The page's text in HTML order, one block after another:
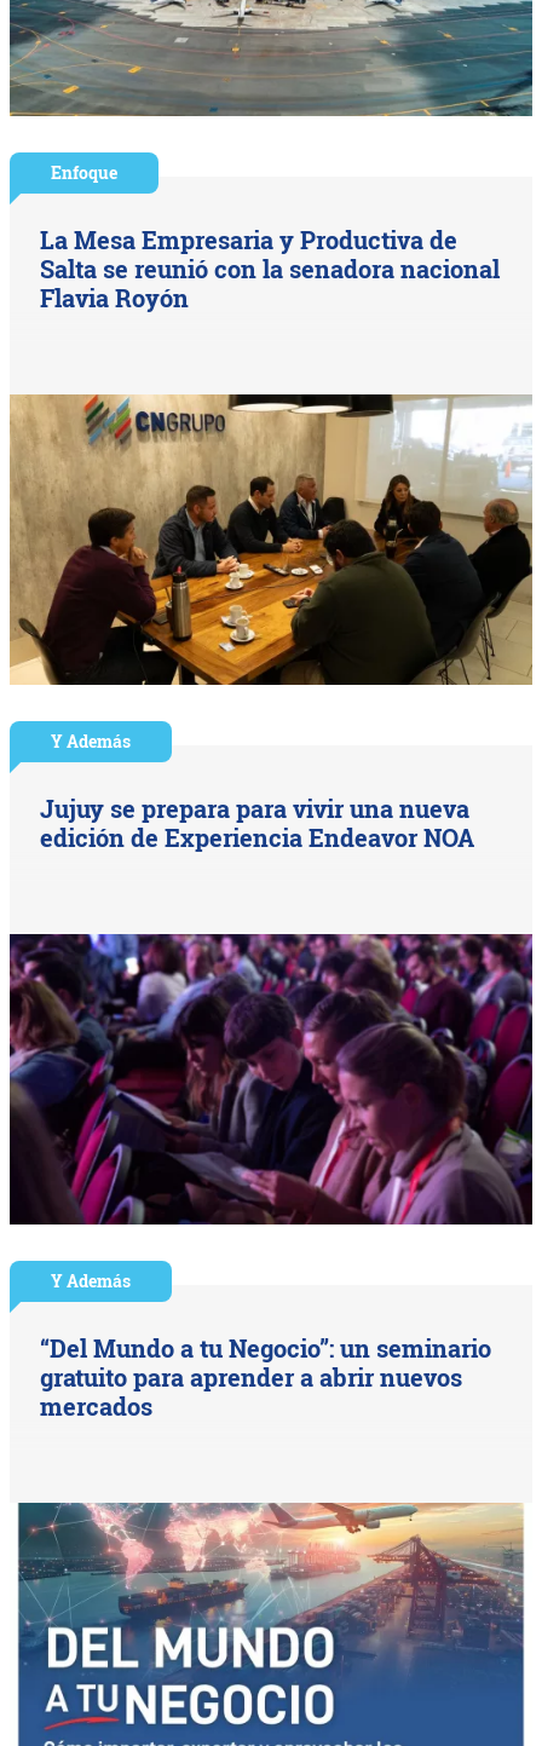
Enfoque
La Mesa Empresaria y Productiva de
Salta se reunió con la senadora nacional
Flavia Royón
Y Además
Jujuy se prepara para vivir una nueva
edición de Experiencia Endeavor NOA
Y Además
“Del Mundo a tu Negocio”: un seminario
gratuito para aprender a abrir nuevos
mercados